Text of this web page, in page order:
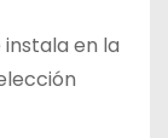
en la